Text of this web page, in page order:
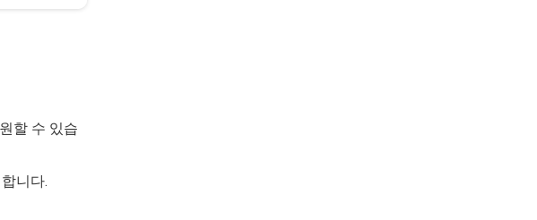
할 수 있습
니다.